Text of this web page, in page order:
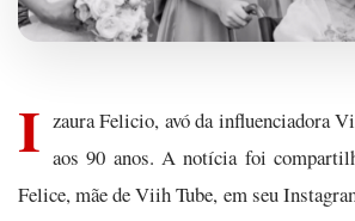
I zaura Felicio, avó da influenciadora
aos 90 anos. A notícia foi
Felice, mãe de Viih Tube, em seu